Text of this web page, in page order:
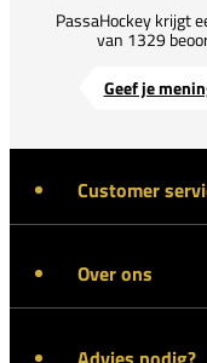
PassaHockey krijgt
van 1329
Geef je
Customer
Over ons